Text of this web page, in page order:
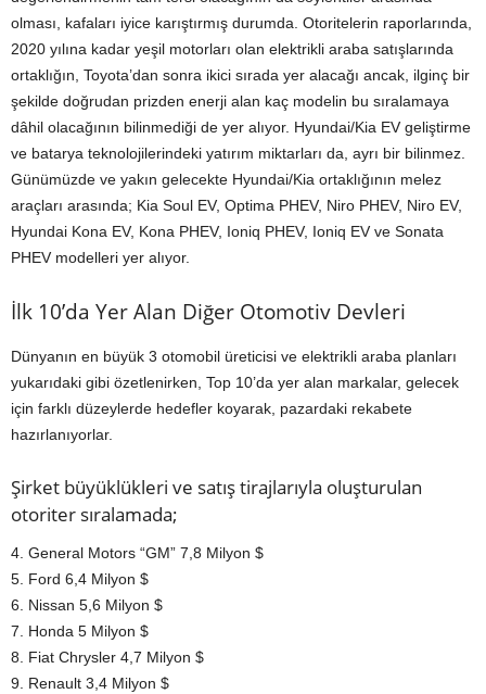
olması, kafaları iyice karıştırmış durumda. Otoritelerin raporlarında,
2020 yılına kadar yeşil motorları olan elektrikli araba satışlarında
ortaklığın, Toyota’dan sonra ikici sırada yer alacağı ancak, ilginç bir
şekilde doğrudan prizden enerji alan kaç modelin bu sıralamaya
dâhil olacağının bilinmediği de yer alıyor. Hyundai/Kia EV geliştirme
ve batarya teknolojilerindeki yatırım miktarları da, ayrı bir bilinmez.
Günümüzde ve yakın gelecekte Hyundai/Kia ortaklığının melez
araçları arasında; Kia Soul EV, Optima PHEV, Niro PHEV, Niro EV,
Hyundai Kona EV, Kona PHEV, Ioniq PHEV, Ioniq EV ve Sonata
PHEV modelleri yer alıyor.
İlk 10’da Yer Alan Diğer Otomotiv Devleri
Dünyanın en büyük 3 otomobil üreticisi ve elektrikli araba planları
yukarıdaki gibi özetlenirken, Top 10’da yer alan markalar, gelecek
için farklı düzeylerde hedefler koyarak, pazardaki rekabete
hazırlanıyorlar.
Şirket büyüklükleri ve satış tirajlarıyla oluşturulan
otoriter sıralamada;
4. General Motors “GM” 7,8 Milyon $
5. Ford 6,4 Milyon $
6. Nissan 5,6 Milyon $
7. Honda 5 Milyon $
8. Fiat Chrysler 4,7 Milyon $
9. Renault 3,4 Milyon $